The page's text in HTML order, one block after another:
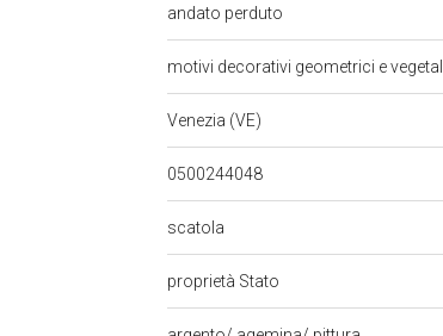
andato perduto
motivi decorativi geometrici e
Venezia (VE)
0500244048
scatola
proprietà Stato